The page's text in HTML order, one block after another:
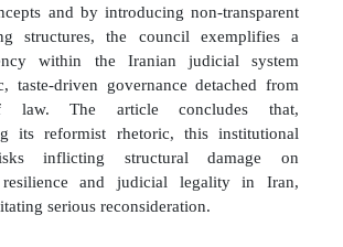
and by introducing non-transparent
structures, the council exemplifies a
within the Iranian judicial system
taste-driven governance detached from
The article concludes that,
its reformist rhetoric, this institutional
inflicting structural damage on
resilience and judicial legality in Iran,
serious reconsideration.